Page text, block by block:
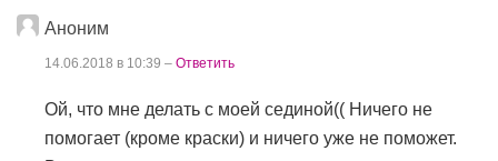
Аноним
14.06.2018 в 10:39 – Ответить
Ой, что мне делать с моей сединой(( Ничего не
помогает (кроме краски) и ничего уже не поможет.